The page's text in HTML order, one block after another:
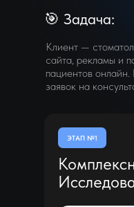
ЭТАП №1
🎯 Задача:
Клиент —
сайта, рекламы и
пациентов
заявок на